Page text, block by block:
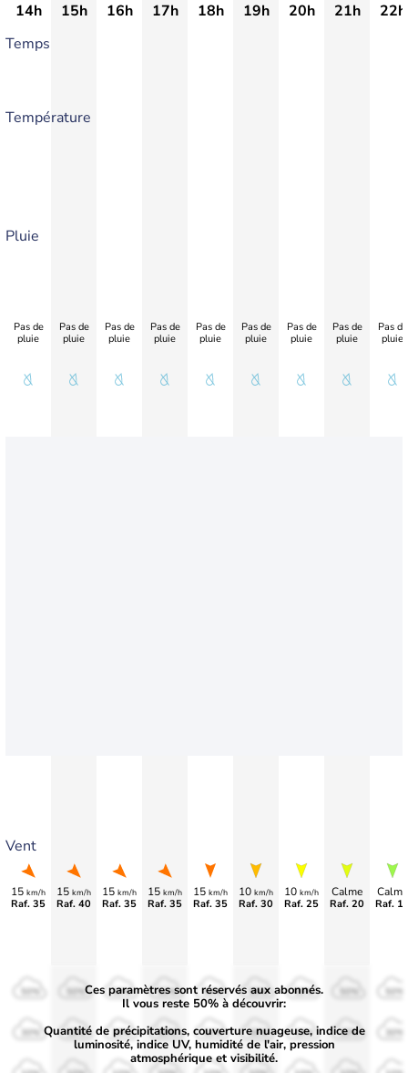
14h 15h 16h 17h 18h 19h 20h 21h
22h
Temps
Température
Pluie
Vent
Pas de
pluie
15 km/h
Raf. 35
Pas de
pluie
15 km/h
Raf. 40
Pas de
pluie
15 km/h
Raf. 35
Pas de
pluie
15 km/h
Raf. 35
Pas de
pluie
15 km/h
Raf. 35
Pas de
pluie
10 km/h
Raf. 30
Pas de
pluie
10 km/h
Raf. 25
Pas de
pluie
Calme
Raf. 20
Pas de
pluie
Calme
Raf.
50%
30%
50%
30%
50%
30%
50%
30%
50%
30%
50%
30%
50%
30% 30% 30%
Ces paramètres sont réservés aux abonnés.
Il vous reste 50% à découvrir:
Quantité de précipitations, couverture nuageuse, indice de
luminosité, indice UV, humidité de l'air, pression
atmosphérique et visibilité.